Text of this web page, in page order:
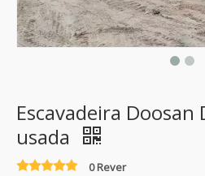
Escavadeira Doosan
usada
0 Rever